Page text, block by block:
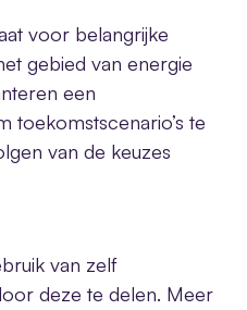
voor belangrijke
gebied van energie
een
toekomstscenario’s te
van de keuzes
van zelf
deze te delen. Meer